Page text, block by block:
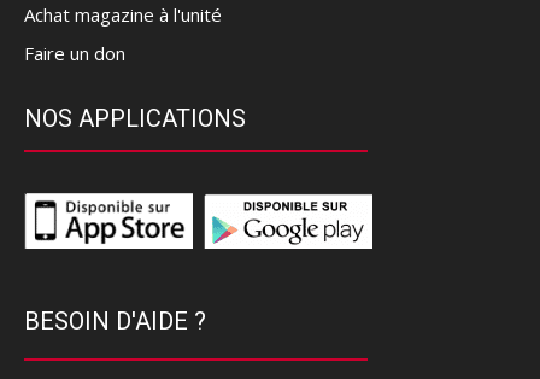
Achat magazine à l'unité
Faire un don
NOS APPLICATIONS
BESOIN D'AIDE ?